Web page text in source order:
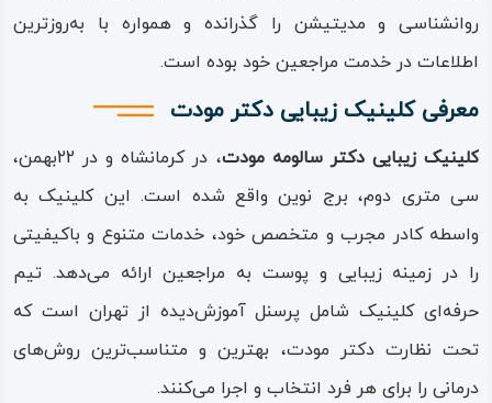
روانشناسی و مدیتیشن را گذرانده و همواره با به‌روزترین
اطلاعات در خدمت مراجعین خود بوده است.
معرفی کلینیک زیبایی دکتر مودت
کلینیک زیبایی دکتر سالومه مودت
، در کرمانشاه و در 22بهمن،
سی متری دوم، برج نوین واقع شده است. این کلینیک به
واسطه کادر مجرب و متخصص خود، خدمات متنوع و باکیفیتی
را در زمینه زیبایی و پوست به مراجعین ارائه می‌دهد. تیم
حرفه‌ای کلینیک شامل پرسنل آموزش‌دیده از تهران است که
تحت نظارت دکتر مودت، بهترین و متناسب‌ترین روش‌های
درمانی را برای هر فرد انتخاب و اجرا می‌کنند.